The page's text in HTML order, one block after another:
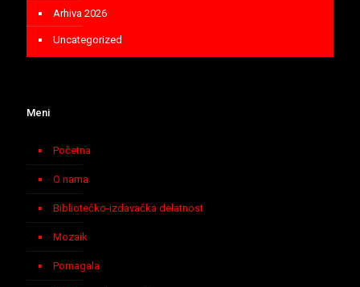
Arhiva 2026
Uncategorized
Meni
Početna
O nama
Bibliotečko-izdavačka delatnost
Mozaik
Pomagala